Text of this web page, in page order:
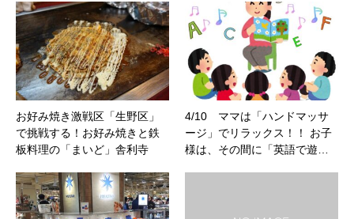
お好み焼き激戦区「生野区」
で挑戦する！お好み焼きと鉄
板料理の「まいど」舎利寺
4/10 ママは「ハンドマッサ
ージ」でリラックス！！ お子
様は、その間に「英語で遊…